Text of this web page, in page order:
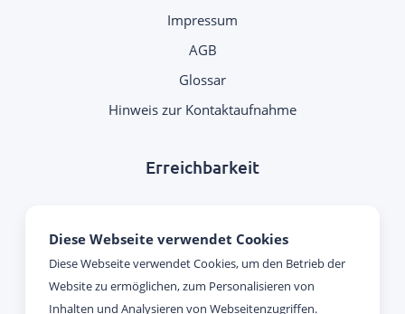
Diese Webseite verwendet Cookies
Diese Webseite verwendet Cookies, um den Betrieb der
Website zu ermöglichen, zum Personalisieren von
Inhalten und Analysieren von Webseitenzugriffen.
Impressum
AGB
Glossar
Hinweis zur Kontaktaufnahme
Erreichbarkeit
09:00 Uhr - 17:00 Uhr
Freitag: